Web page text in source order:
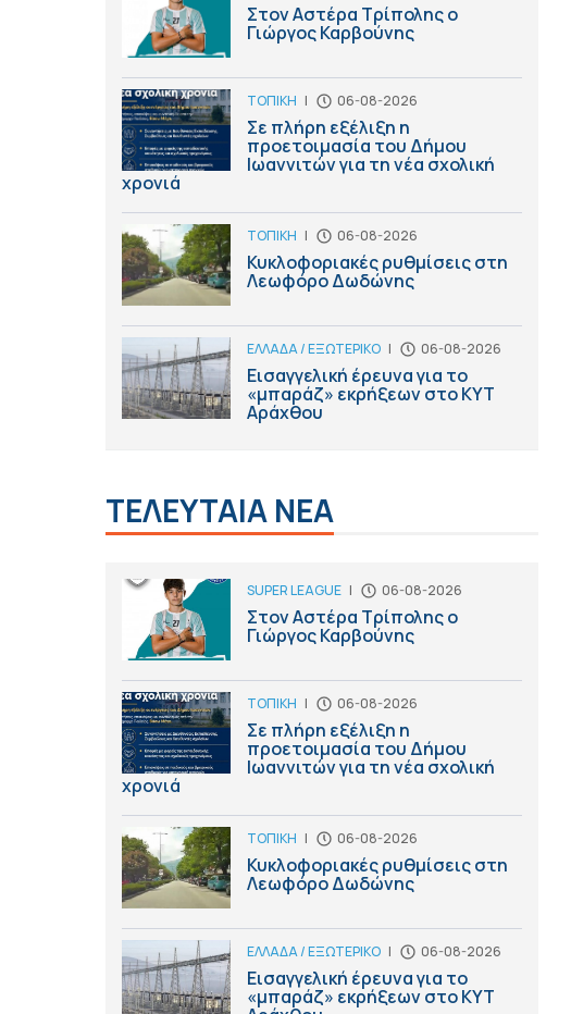
Στον Αστέρα Τρίπολης ο
Γιώργος Καρβούνης
ΤΟΠΙΚΗ | 06-08-2026
Σε πλήρη εξέλιξη η
προετοιμασία του Δήμου
Ιωαννιτών για τη νέα σχολική
χρονιά
ΤΟΠΙΚΗ | 06-08-2026
Κυκλοφοριακές ρυθμίσεις στη
Λεωφόρο Δωδώνης
ΕΛΛΑΔΑ / ΕΞΩΤΕΡΙΚΟ | 06-08-2026
Εισαγγελική έρευνα για το
«μπαράζ» εκρήξεων στο ΚΥΤ
Αράχθου
ΤΕΛΕΥΤΑΙΑ ΝΕΑ
SUPER LEAGUE | 06-08-2026
Στον Αστέρα Τρίπολης ο
Γιώργος Καρβούνης
ΤΟΠΙΚΗ | 06-08-2026
Σε πλήρη εξέλιξη η
προετοιμασία του Δήμου
Ιωαννιτών για τη νέα σχολική
χρονιά
ΤΟΠΙΚΗ | 06-08-2026
Κυκλοφοριακές ρυθμίσεις στη
Λεωφόρο Δωδώνης
ΕΛΛΑΔΑ / ΕΞΩΤΕΡΙΚΟ | 06-08-2026
Εισαγγελική έρευνα για το
«μπαράζ» εκρήξεων στο ΚΥΤ